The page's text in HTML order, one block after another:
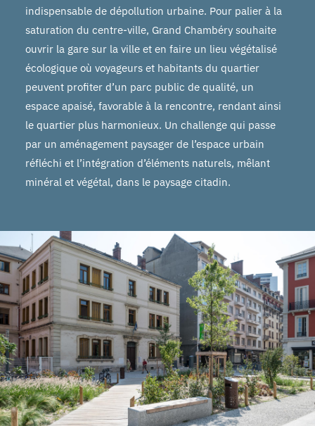
indispensable de dépollution urbaine. Pour palier à la
saturation du centre-ville, Grand Chambéry souhaite
ouvrir la gare sur la ville et en faire un lieu végétalisé
écologique où voyageurs et habitants du quartier
peuvent profiter d’un parc public de qualité, un
espace apaisé, favorable à la rencontre, rendant ainsi
le quartier plus harmonieux. Un challenge qui passe
par un aménagement paysager de l’espace urbain
réfléchi et l’intégration d’éléments naturels, mêlant
minéral et végétal, dans le paysage citadin.